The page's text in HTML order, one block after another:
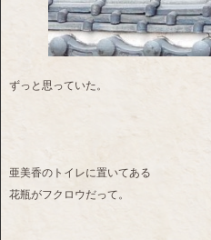
ずっと思っていた。
亜美香のトイレに置いてある
花瓶がフクロウだって。